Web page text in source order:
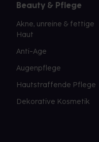
Beauty & Pflege
Akne, unreine & fettige
Haut
Anti-Age
Augenpflege
Hautstraffende Pflege
Dekorative Kosmetik